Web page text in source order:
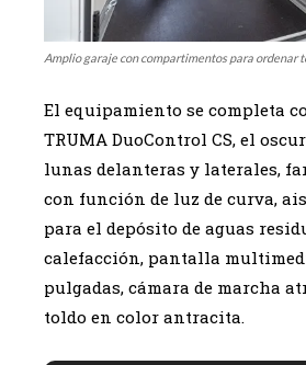
Amplio garaje con compartimentos para ordenar
El equipamiento se completa
TRUMA DuoControl CS, el
lunas delanteras y laterales,
con función de luz de curva,
para el depósito de aguas
calefacción, pantalla
pulgadas, cámara de marcha
toldo en color antracita.